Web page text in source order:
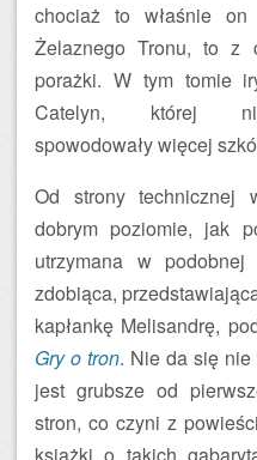
chociaż to właśnie
Żelaznego Tronu, to z
porażki. W tym tomie
Catelyn, której
spowodowały więcej
Od strony technicznej
dobrym poziomie, jak
utrzymana w
zdobiąca,
kapłankę Melisandrę,
Gry o tron. Nie da się
jest grubsze od
stron, co czyni z